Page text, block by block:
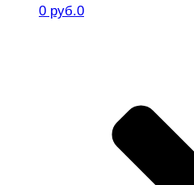
0 руб.0